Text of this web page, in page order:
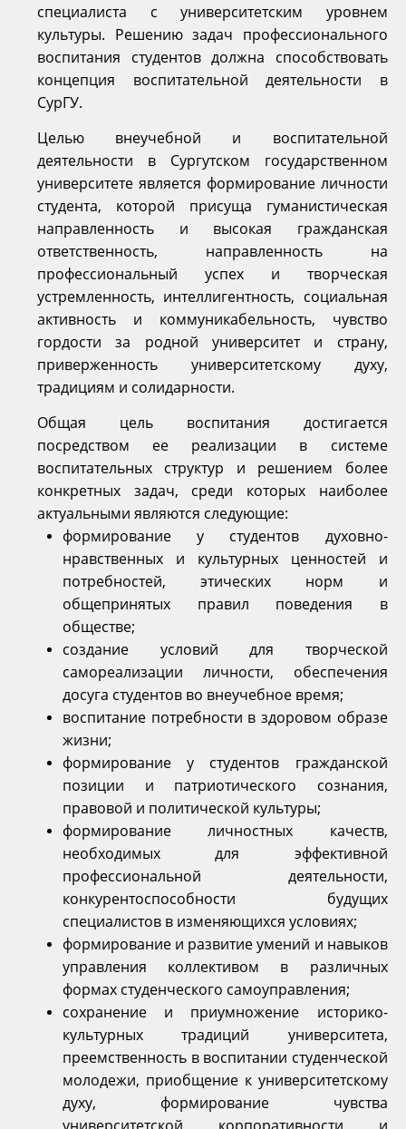
специалиста с университетским уровнем
культуры. Решению задач профессионального
воспитания студентов должна способствовать
концепция воспитательной деятельности в
СурГУ.
Целью внеучебной и воспитательной
деятельности в Сургутском государственном
университете является формирование личности
студента, которой присуща гуманистическая
направленность и высокая гражданская
ответственность, направленность на
профессиональный успех и творческая
устремленность, интеллигентность, социальная
активность и коммуникабельность, чувство
гордости за родной университет и страну,
приверженность университетскому духу,
традициям и солидарности.
Общая цель воспитания достигается
посредством ее реализации в системе
воспитательных структур и решением более
конкретных задач, среди которых наиболее
актуальными являются следующие:
формирование у студентов духовно-
нравственных и культурных ценностей и
потребностей, этических норм и
общепринятых правил поведения в
обществе;
создание условий для творческой
самореализации личности, обеспечения
досуга студентов во внеучебное время;
воспитание потребности в здоровом образе
жизни;
формирование у студентов гражданской
позиции и патриотического сознания,
правовой и политической культуры;
формирование личностных качеств,
необходимых для эффективной
профессиональной деятельности,
конкурентоспособности будущих
специалистов в изменяющихся условиях;
формирование и развитие умений и навыков
управления коллективом в различных
формах студенческого самоуправления;
сохранение и приумножение историко-
культурных традиций университета,
преемственность в воспитании студенческой
молодежи, приобщение к университетскому
духу, формирование чувства
университетской корпоративности и